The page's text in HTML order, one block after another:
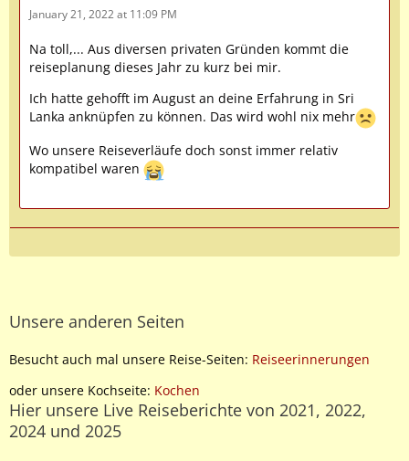
January 21, 2022 at 11:09 PM
Na toll,... Aus diversen privaten Gründen kommt die
reiseplanung dieses Jahr zu kurz bei mir.
Ich hatte gehofft im August an deine Erfahrung in Sri
Lanka anknüpfen zu können. Das wird wohl nix mehr
Wo unsere Reiseverläufe doch sonst immer relativ
kompatibel waren
Unsere anderen Seiten
Besucht auch mal unsere Reise-Seiten: Reiseerinnerungen
oder unsere Kochseite: Kochen
Hier unsere Live Reiseberichte von 2021, 2022,
2024 und 2025